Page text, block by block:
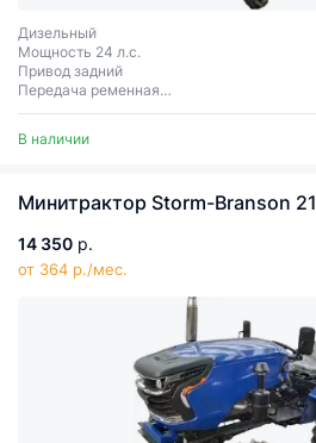
Дизельный
Мощность 24 л.с.
Привод задний
Передача ременная
Сцепное соединение 3 точки
В наличии
Минитрактор Storm-Branson 21
14 350 р.
от 364 р./мес.